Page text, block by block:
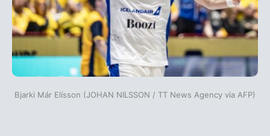
Bjarki Már Elísson (JOHAN NILSSON / TT News Agency via AFP)